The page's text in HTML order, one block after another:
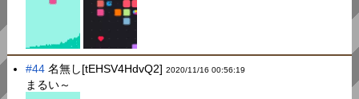
#44 名無し[tEHSV4HdvQ2]2020/11/16 00:56:19
まるい～